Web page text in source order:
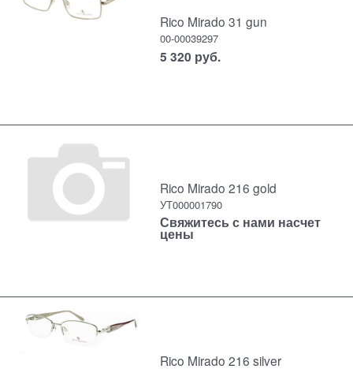
Rico Mirado 31 gun
00-00039297
5 320 руб.
Rico Mirado 216 gold
УТ000001790
Свяжитесь с нами насчет
цены
Rico Mirado 216 silver